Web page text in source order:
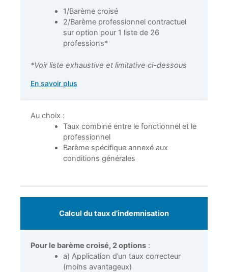
1/Barème croisé
2/Barème professionnel contractuel
sur option pour 1 liste de 26
professions*
*Voir liste exhaustive et limitative ci-dessous
En savoir plus
Au choix :
Taux combiné entre le fonctionnel et le
professionnel
Barème spécifique annexé aux
conditions générales
Calcul du taux d’indemnisation
Pour le barème croisé, 2 options :
a) Application d’un taux correcteur
(moins avantageux)